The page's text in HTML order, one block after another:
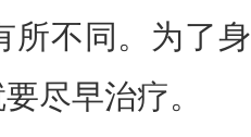
所不同。为了
尽早治疗。